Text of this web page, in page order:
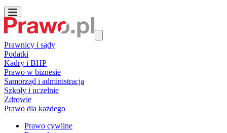
Prawnicy i sądy
Podatki
Kadry i BHP
Prawo w biznesie
Samorząd i administracja
Szkoły i uczelnie
Zdrowie
Prawo dla każdego
Prawo cywilne